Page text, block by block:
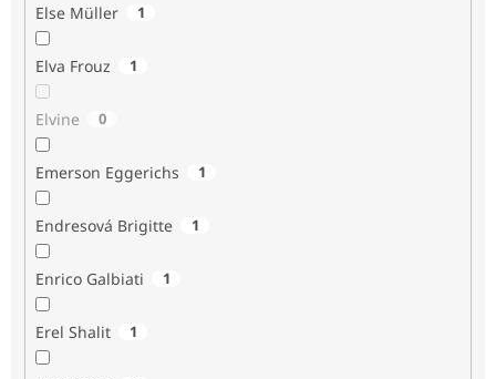
Else Müller 1
Elva Frouz 1
Elvine 0
Emerson Eggerichs 1
Endresová Brigitte 1
Enrico Galbiati 1
Erel Shalit 1